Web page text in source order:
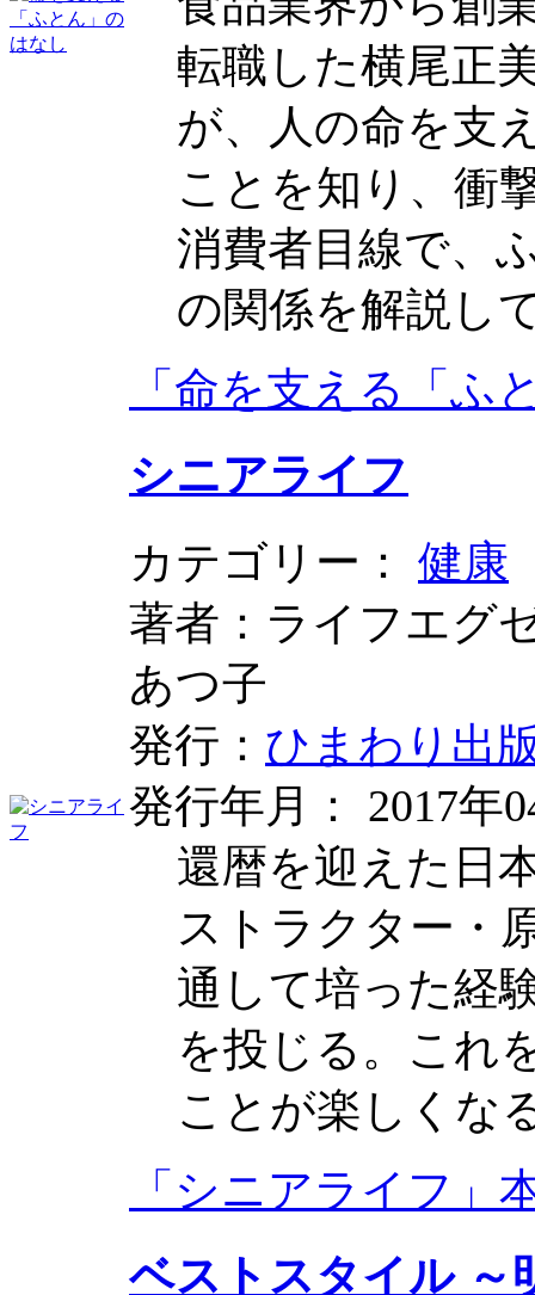
転職した横尾正
が、人の命を支
ことを知り、衝
消費者目線で、
の関係を解説し
「命を支える「ふ
シニアライフ
カテゴリー： 健康
著者：ライフエグ
あつ子
発行： ひまわり出
発行年月： 2017年
還暦を迎えた日
ストラクター・
通して培った経
を投じる。これ
ことが楽しくな
「シニアライフ」
ベストスタイル ～